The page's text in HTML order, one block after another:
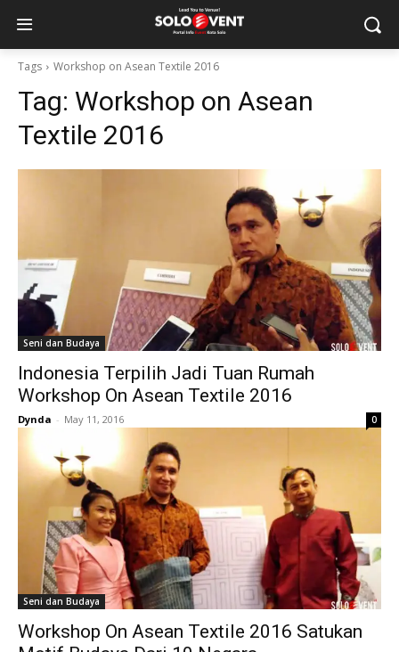
Tags Workshop on Asean Textile 2016
Tag: Workshop on Asean
Textile 2016
Seni dan Budaya
Indonesia Terpilih Jadi Tuan Rumah
Workshop On Asean Textile 2016
Dynda - May 11, 2016 0
Seni dan Budaya
Workshop On Asean Textile 2016 Satukan